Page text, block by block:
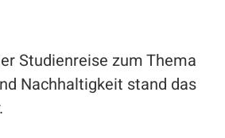
Studienreise zum Thema
Nachhaltigkeit stand das